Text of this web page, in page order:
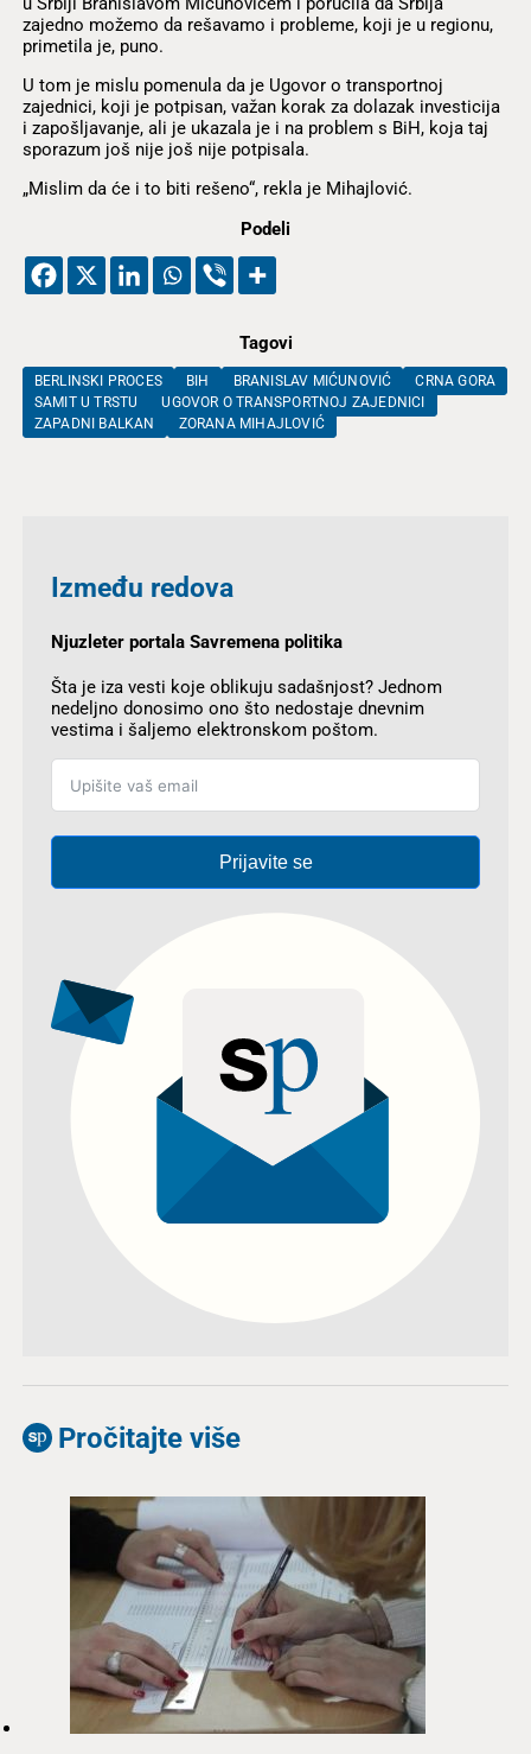
zajedno možemo da rešavamo i probleme, koji je u regionu,
primetila je, puno.
U tom je mislu pomenula da je Ugovor o transportnoj
zajednici, koji je potpisan, važan korak za dolazak investicija
i zapošljavanje, ali je ukazala je i na problem s BiH, koja taj
sporazum još nije još nije potpisala.
„Mislim da će i to biti rešeno“, rekla je Mihajlović.
Podeli
Tagovi
BERLINSKI PROCES BIH BRANISLAV MIĆUNOVIĆ
CRNA GORA
SAMIT U TRSTU
UGOVOR O TRANSPORTNOJ ZAJEDNICI
ZAPADNI BALKAN
ZORANA MIHAJLOVIĆ
Između redova
Njuzleter portala Savremena politika
Šta je iza vesti koje oblikuju sadašnjost? Jednom
nedeljno donosimo ono što nedostaje dnevnim
vestima i šaljemo elektronskom poštom.
Prijavite se
Pročitajte više